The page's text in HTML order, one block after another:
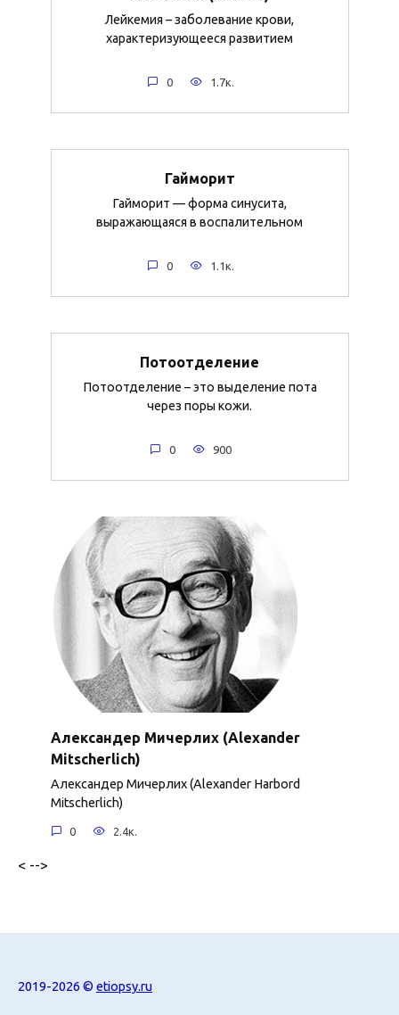
Лейкемия – заболевание крови,
характеризующееся развитием
0 1.7к.
Гайморит
Гайморит — форма синусита,
выражающаяся в воспалительном
0 1.1к.
Потоотделение
Потоотделение – это выделение пота
через поры кожи.
0 900
Александер Мичерлих (Alexander
Mitscherlich)
Александер Мичерлих (Alexander Harbord
Mitscherlich)
0 2.4к.
< -->
2019-2026 © etiopsy.ru